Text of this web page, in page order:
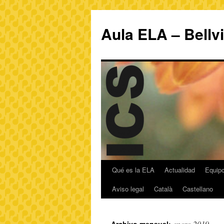
Aula ELA –
Qué es la ELA Actualidad
Aviso legal
Català Castellano